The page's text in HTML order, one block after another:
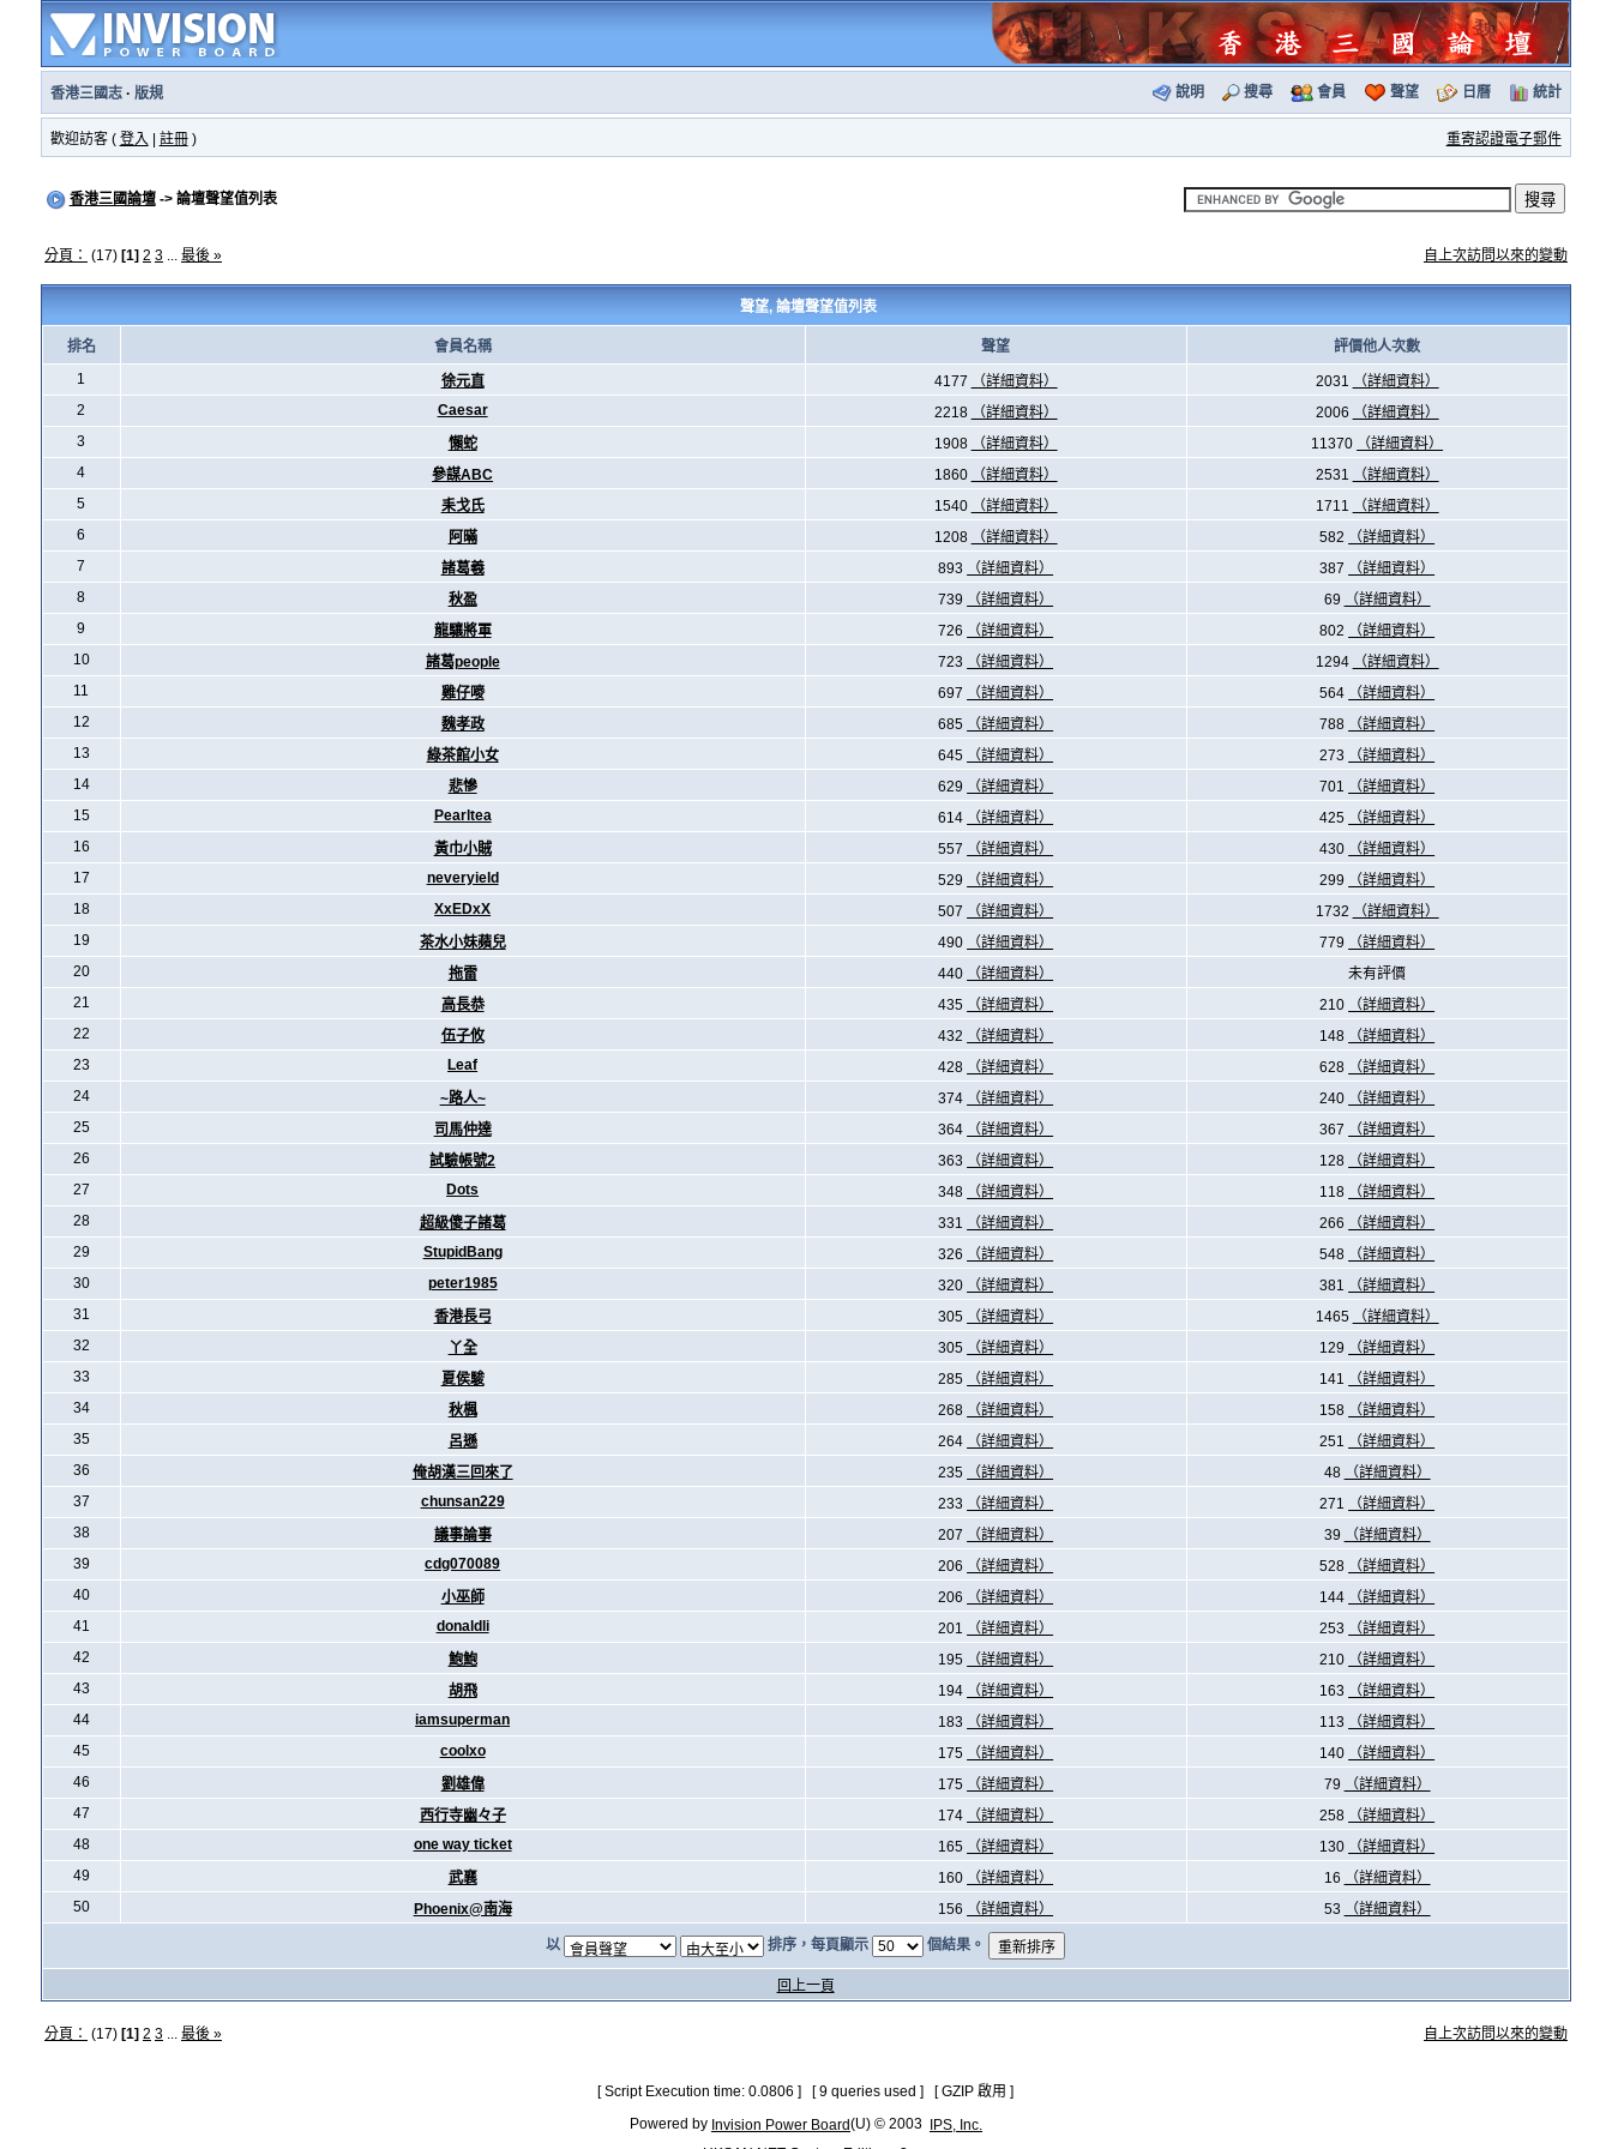
香港三國志· 版規 說明 搜尋 會員 聲望 日曆 統計
歡迎訪客 ( 登入 註冊) 重寄認證電子郵件
香港三國論壇-> 論壇聲望值列表
分頁： (17) [1] 2 3... 最後 » 自上次訪問以來的變動
聲望, 論壇聲望值列表
排名 會員名稱 聲望
評價他人次數
1
徐元直 4177 （詳細資料） 2031
（詳細資料）
2
Caesar 2218 （詳細資料） 2006
（詳細資料）
3
懶蛇 1908 （詳細資料） 11370
（詳細資料）
4
參謀ABC 1860 （詳細資料） 2531
（詳細資料）
5
耒戈氏 1540 （詳細資料） 1711
（詳細資料）
6
阿暪 1208 （詳細資料） 582
（詳細資料）
7
諸葛羲 893 （詳細資料） 387
（詳細資料）
8
秋盈 739 （詳細資料） 69
（詳細資料）
9
龍驤將軍 726 （詳細資料） 802
（詳細資料）
10
諸葛people 723 （詳細資料） 1294
（詳細資料）
11
雞仔嘜 697 （詳細資料） 564
（詳細資料）
12
魏孝政 685 （詳細資料） 788
（詳細資料）
13
綠茶館小女 645 （詳細資料） 273
（詳細資料）
14
悲慘 629 （詳細資料） 701
（詳細資料）
15
Pearltea 614 （詳細資料） 425
（詳細資料）
16
黃巾小賊 557 （詳細資料） 430
（詳細資料）
17
neveryield 529 （詳細資料） 299
（詳細資料）
18
XxEDxX 507 （詳細資料） 1732
（詳細資料）
19
茶水小妹蘋兒 490 （詳細資料） 779
（詳細資料）
20
拖雷 440 （詳細資料）
未有評價
21
高長恭 435 （詳細資料） 210
（詳細資料）
22
伍子攸 432 （詳細資料） 148
（詳細資料）
23
Leaf 428 （詳細資料） 628
（詳細資料）
24
~路人~ 374 （詳細資料） 240
（詳細資料）
25
司馬仲達 364 （詳細資料） 367
（詳細資料）
26
試驗帳號2 363 （詳細資料） 128
（詳細資料）
27
Dots 348 （詳細資料） 118
（詳細資料）
28
超級傻子諸葛 331 （詳細資料） 266
（詳細資料）
29
StupidBang 326 （詳細資料） 548
（詳細資料）
30
peter1985 320 （詳細資料） 381
（詳細資料）
31
香港長弓 305 （詳細資料） 1465
（詳細資料）
32
丫全 305 （詳細資料） 129
（詳細資料）
33
夏侯駿 285 （詳細資料） 141
（詳細資料）
34
秋楓 268 （詳細資料） 158
（詳細資料）
35
呂遜 264 （詳細資料） 251
（詳細資料）
36
俺胡漢三回來了 235 （詳細資料） 48
（詳細資料）
37
chunsan229 233 （詳細資料） 271
（詳細資料）
38
議事論事 207 （詳細資料） 39
（詳細資料）
39
cdg070089 206 （詳細資料） 528
（詳細資料）
40
小巫師 206 （詳細資料） 144
（詳細資料）
41
donaldli 201 （詳細資料） 253
（詳細資料）
42
鮑鮑 195 （詳細資料） 210
（詳細資料）
43
胡飛 194 （詳細資料） 163
（詳細資料）
44
iamsuperman 183 （詳細資料） 113
（詳細資料）
45
coolxo 175 （詳細資料） 140
（詳細資料）
46
劉雄偉 175 （詳細資料） 79
（詳細資料）
47
西行寺幽々子 174 （詳細資料） 258
（詳細資料）
48
one way ticket 165 （詳細資料） 130
（詳細資料）
49
武襄 160 （詳細資料） 16
（詳細資料）
50
Phoenix@南海 156 （詳細資料） 53 （詳細資料）
以 排序，每頁顯示 個結果。
回上一頁
分頁： (17) [1] 2 3... 最後 » 自上次訪問以來的變動
[ Script Execution time: 0.0806 ] [ 9 queries used ] [ GZIP 啟用 ]
Powered by Invision Power Board(U) © 2003
IPS, Inc.